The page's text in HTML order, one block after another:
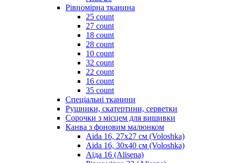
Рівномірна тканина
25 count
27 count
18 count
28 count
10 count
32 count
22 count
16 count
35 count
Спеціальні тканини
Рушники, скатертини, серветки
Сорочки з місцем для вишивки
Канва з фоновим малюнком
Aida 16, 27х27 см (Voloshka)
Aida 16, 30х40 см (Voloshka)
Аїда 16 (Alisena)